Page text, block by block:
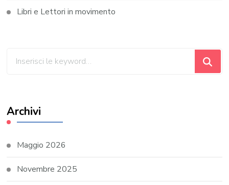
Libri e Lettori in movimento
Archivi
Maggio 2026
Novembre 2025